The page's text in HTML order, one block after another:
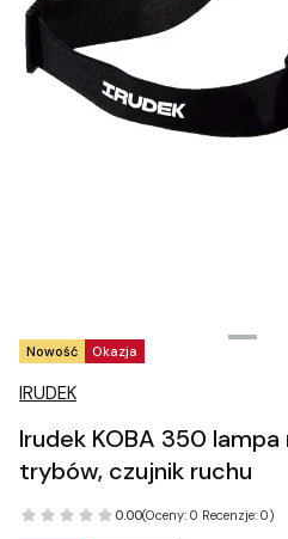
Tagi produktu
Okazja
Nowość
IRUDEK
Irudek KOBA 350 lampa
trybów, czujnik ruchu
0.00(Oceny: 0 Recenzje: 0)